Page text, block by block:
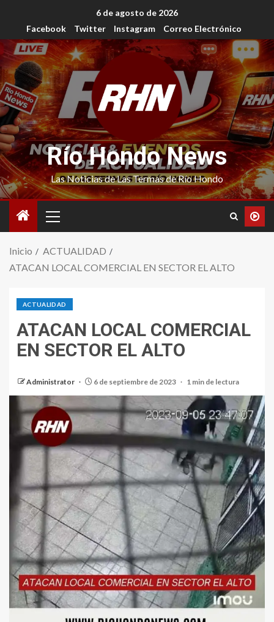
6 de agosto de 2026
Facebook
Twitter Instagram Correo Electrónico
Río Hondo News
Las Noticias de Las Termas de Río Hondo
Inicio
ACTUALIDAD
ATACAN LOCAL COMERCIAL EN SECTOR EL ALTO
ACTUALIDAD
ATACAN LOCAL COMERCIAL
EN SECTOR EL ALTO
Administrator 6 de septiembre de 2023 1 min de lectura